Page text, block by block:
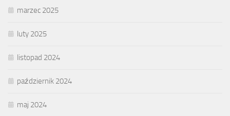
marzec 2025
luty 2025
listopad 2024
październik 2024
maj 2024